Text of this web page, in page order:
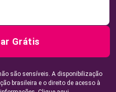
Grátis
são sensíveis. A disponibilização
brasileira e o direito de acesso à